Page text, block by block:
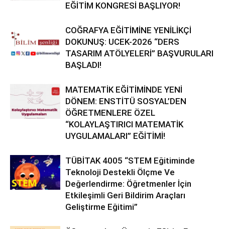
EĞİTİM KONGRESİ BAŞLIYOR!
COĞRAFYA EĞİTİMİNE YENİLİKÇİ
DOKUNUŞ: UCEK-2026 “DERS
TASARIM ATÖLYELERİ” BAŞVURULARI
BAŞLADI!
MATEMATİK EĞİTİMİNDE YENİ
DÖNEM: ENSTİTÜ SOSYAL’DEN
ÖĞRETMENLERE ÖZEL
“KOLAYLAŞTIRICI MATEMATİK
UYGULAMALARI” EĞİTİMİ!
TÜBİTAK 4005 “STEM Eğitiminde
Teknoloji Destekli Ölçme Ve
Değerlendirme: Öğretmenler İçin
Etkileşimli Geri Bildirim Araçları
Geliştirme Eğitimi”